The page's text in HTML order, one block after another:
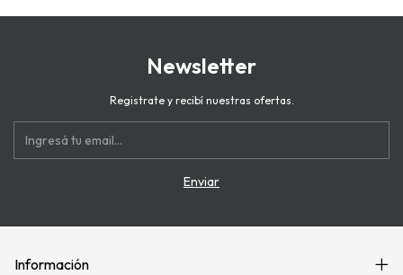
Newsletter
Registrate y recibí nuestras ofertas.
Información